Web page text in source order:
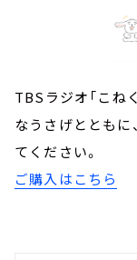
TBSラジオ「こね
なうさげとともに
てください。
ご購入はこちら